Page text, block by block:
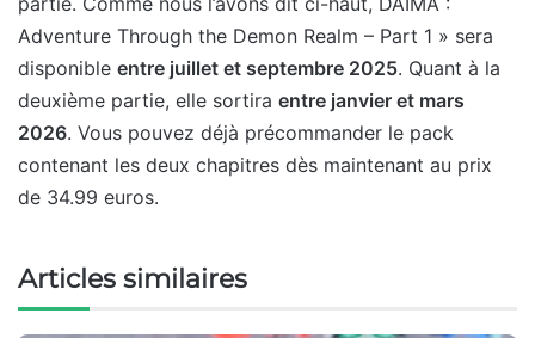
Adventure Through the Demon Realm – Part 1 » sera
disponible entre juillet et septembre 2025. Quant à la
deuxième partie, elle sortira entre janvier et mars
2026. Vous pouvez déjà précommander le pack
contenant les deux chapitres dès maintenant au prix
de 34.99 euros.
Articles similaires